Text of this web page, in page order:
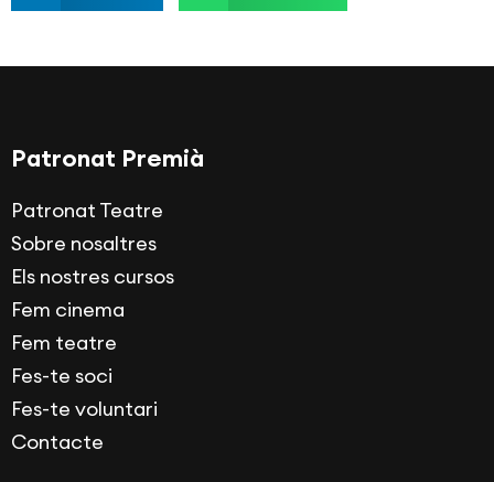
Patronat Premià
Patronat Teatre
Sobre nosaltres
Els nostres cursos
Fem cinema
Fem teatre
Fes-te soci
Fes-te voluntari
Contacte